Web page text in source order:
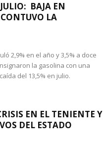
BAJA EN
LA
2,9% en el año y 3,5% a doce
la gasolina con una
del 13,5% en julio.
EN EL TENIENTE Y
DEL ESTADO